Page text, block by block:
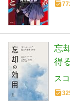
忘
得
ス